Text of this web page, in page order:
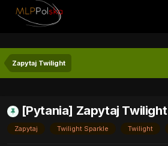
Zapytaj Twilight
[Pytania] Zapytaj Twilight
Zapytaj Twilight Sparkle Twilight